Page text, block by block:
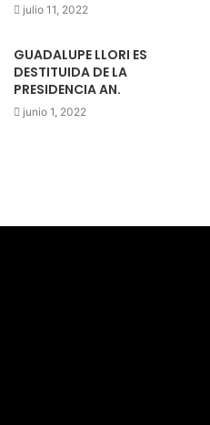
julio 11, 2022
GUADALUPE LLORI ES
DESTITUIDA DE LA
PRESIDENCIA AN.
junio 1, 2022